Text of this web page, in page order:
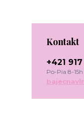
Kontakt
+421
Po-Pia 8-15h